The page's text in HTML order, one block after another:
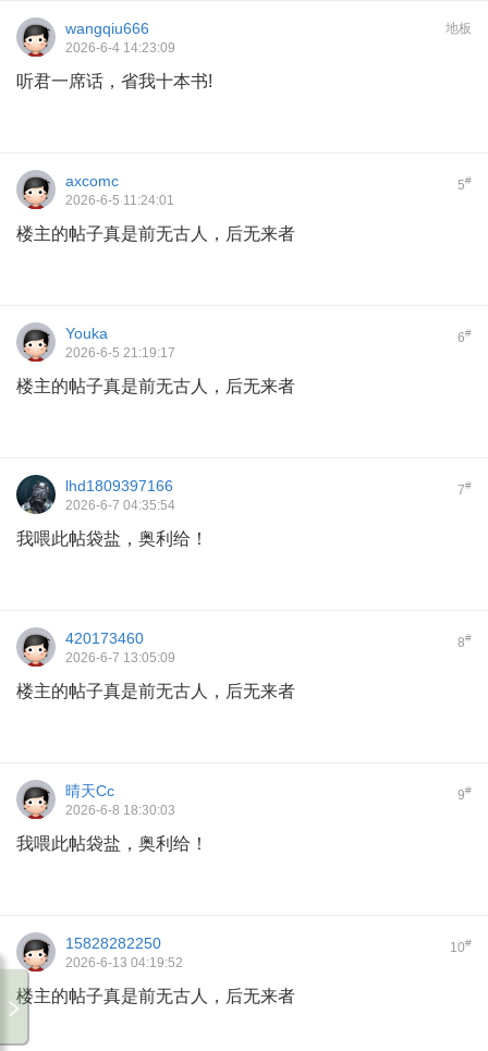
地板
wangqiu666
2026-6-4 14:23:09
听君一席话，省我十本书!
5#
axcomc
2026-6-5 11:24:01
楼主的帖子真是前无古人，后无来者
6#
Youka
2026-6-5 21:19:17
楼主的帖子真是前无古人，后无来者
7#
lhd1809397166
2026-6-7 04:35:54
我喂此帖袋盐，奥利给！
8#
420173460
2026-6-7 13:05:09
楼主的帖子真是前无古人，后无来者
9#
晴天Cc
2026-6-8 18:30:03
我喂此帖袋盐，奥利给！
10#
15828282250
2026-6-13 04:19:52
楼主的帖子真是前无古人，后无来者